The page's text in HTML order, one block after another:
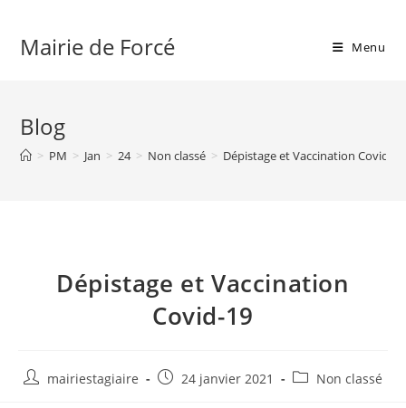
contentMairie de Forcé Menu
Blog
> PM > Jan > 24 > Non classé > Dépistage et Vaccination Covid-19
Dépistage et Vaccination
Covid-19
Auteur/autrice
mairiestagiaire
Publication
24 janvier 2021
Post Non classé